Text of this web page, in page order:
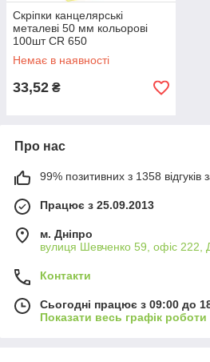
Скріпки канцелярські
металеві 50 мм кольорові
100шт CR 650
Немає в наявності
33,52 ₴
Про нас
99% позитивних з 1358 відгуків
Працює з 25.09.2013
м. Дніпро
вулиця Шевченко 59, офіс 222,
Контакти
Сьогодні працює з 09:00 до
Показати весь графік роботи